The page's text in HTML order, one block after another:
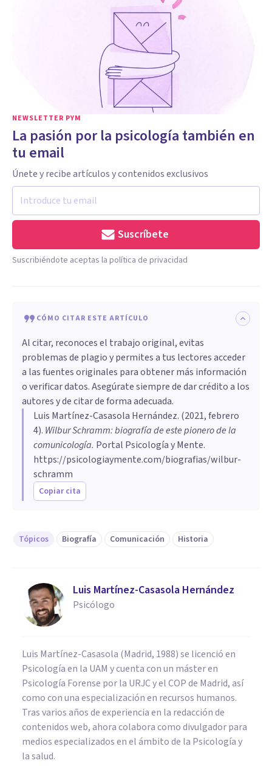
NEWSLETTER PYM
La pasión por la psicología también en
tu email
Únete y recibe artículos y contenidos exclusivos
Suscríbete
Suscribiéndote aceptas la política de privacidad
CÓMO CITAR ESTE ARTÍCULO
Al citar, reconoces el trabajo original, evitas
problemas de plagio y permites a tus lectores acceder
a las fuentes originales para obtener más información
o verificar datos. Asegúrate siempre de dar crédito a los
autores y de citar de forma adecuada.
Luis Martínez-Casasola Hernández. (2021, febrero
4). Wilbur Schramm: biografía de este pionero de la
comunicología. Portal Psicología y Mente.
https://psicologiaymente.com/biografias/wilbur-
schramm
Copiar cita
Tópicos Biografía Comunicación Historia
Luis Martínez-Casasola Hernández
Psicólogo
Luis Martínez-Casasola (Madrid, 1988) se licenció en
Psicología en la UAM y cuenta con un máster en
Psicología Forense por la URJC y el COP de Madrid, así
como con una especialización en recursos humanos.
Tras varios años de experiencia en la redacción de
contenidos web, ahora colabora como divulgador para
medios especializados en el ámbito de la Psicología y
la salud.